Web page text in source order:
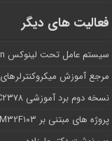
فعالیت های دیگر
سیستم عامل تحت لینوکس Division
مرجع آموزش میکروکنترلرهای ARM
نسخه دوم برد آموزشی LPC۲۳۷۸
پروژه های مبتنی بر STM۳۲F۱۰۳